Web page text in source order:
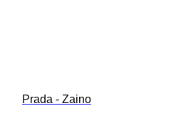
Prada - Zaino